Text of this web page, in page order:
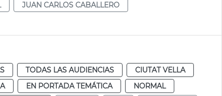
JUAN CARLOS CABALLERO
TODAS LAS AUDIENCIAS
CIUTAT VELLA
EN PORTADA TEMÁTICA
NORMAL